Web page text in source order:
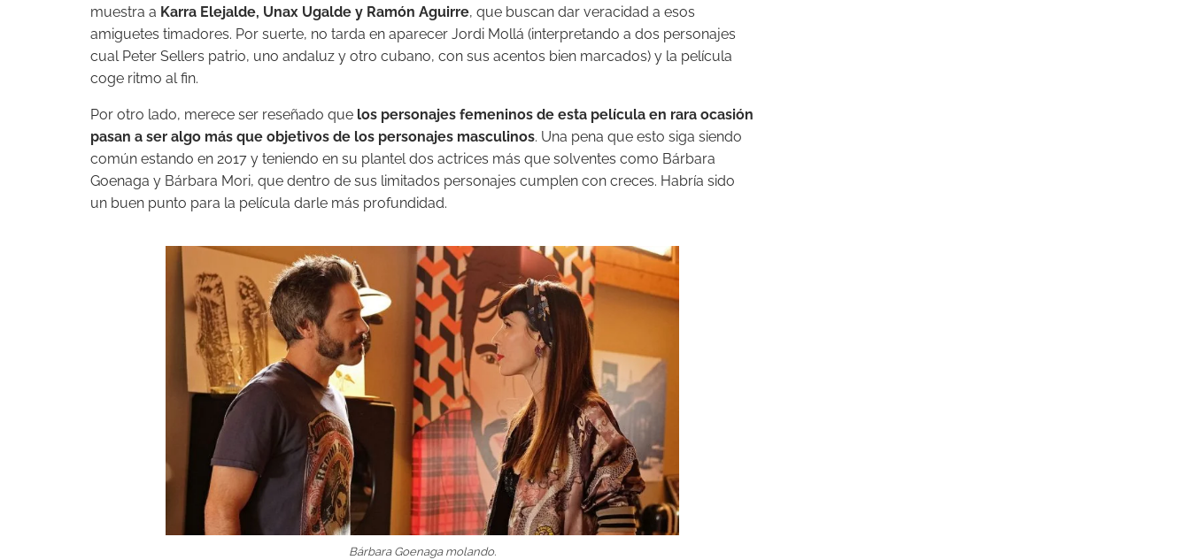
muestra a Karra Elejalde, Unax Ugalde y Ramón Aguirre, que buscan dar veracidad a esos
amiguetes timadores. Por suerte, no tarda en aparecer Jordi Mollá (interpretando a dos personajes
cual Peter Sellers patrio, uno andaluz y otro cubano, con sus acentos bien marcados) y la película
coge ritmo al fin.
Por otro lado, merece ser reseñado que los personajes femeninos de esta película en rara ocasión
pasan a ser algo más que objetivos de los personajes masculinos. Una pena que esto siga siendo
común estando en 2017 y teniendo en su plantel dos actrices más que solventes como Bárbara
Goenaga y Bárbara Mori, que dentro de sus limitados personajes cumplen con creces. Habría sido
un buen punto para la película darle más profundidad.
Bárbara Goenaga molando.